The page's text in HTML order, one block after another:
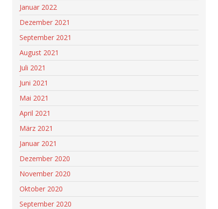
Januar 2022
Dezember 2021
September 2021
August 2021
Juli 2021
Juni 2021
Mai 2021
April 2021
März 2021
Januar 2021
Dezember 2020
November 2020
Oktober 2020
September 2020